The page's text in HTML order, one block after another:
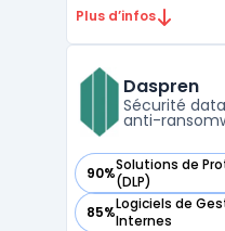
sécurité endpoint.
remédiation.
vise à réduire ...
Plus d’infos
Daspren
Sécurité
anti-
90%Solutions de
(DLP)
— voir Daspren dans
85%Logiciels de
Internes
— voir Daspren dans